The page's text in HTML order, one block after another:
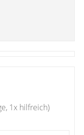
1x hilfreich)